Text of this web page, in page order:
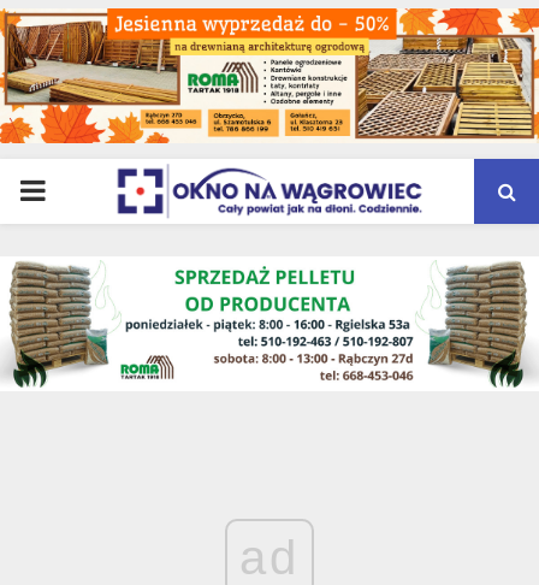
PRIMARY
MENU
ad